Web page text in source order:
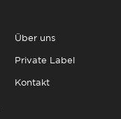
Über uns
Private Label
Kontakt